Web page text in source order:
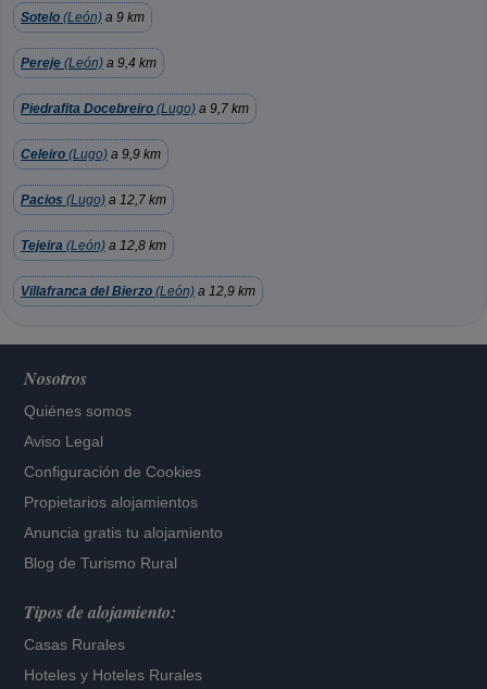
Sotelo (León) a 9 km
Pereje (León) a 9,4 km
Piedrafita Docebreiro (Lugo) a 9,7 km
Celeiro (Lugo) a 9,9 km
Pacios (Lugo) a 12,7 km
Tejeira (León) a 12,8 km
Villafranca del Bierzo (León) a 12,9 km
Nosotros
Quiénes somos
Aviso Legal
Configuración de Cookies
Propietarios alojamientos
Anuncia gratis tu alojamiento
Blog de Turismo Rural
Tipos de alojamiento:
Casas Rurales
Hoteles y Hoteles Rurales